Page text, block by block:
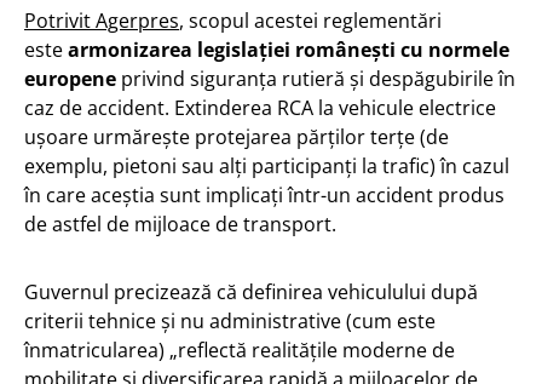
Potrivit Agerpres, scopul acestei reglementări
estearmonizarea legislației românești cu normele
europene privind siguranța rutieră și despăgubirile în
caz de accident. Extinderea RCA la vehicule electrice
ușoare urmărește protejarea părților terțe (de
exemplu, pietoni sau alți participanți la trafic) în cazul
în care aceștia sunt implicați într-un accident produs
de astfel de mijloace de transport.
Guvernul precizează că definirea vehiculului după
criterii tehnice și nu administrative (cum este
înmatricularea) „reflectă realitățile moderne de